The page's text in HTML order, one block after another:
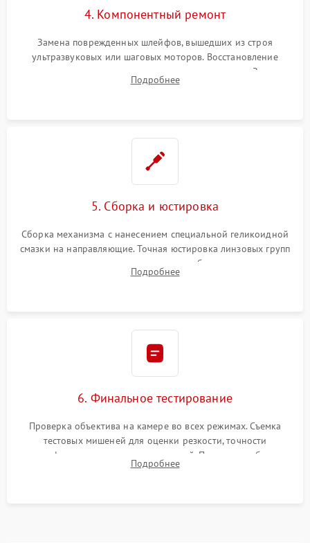
4. Компонентный ремонт
Замена поврежденных шлейфов, вышедших из строя
ультразвуковых или шаговых моторов. Восстановление
геометрии направляющих при заклинивании зума. Замена
неисправного блока диафрагмы, датчиков положения или
Подробнее
5. Сборка и юстировка
Сборка механизма с нанесением специальной геликоидной
смазки на направляющие. Точная юстировка линзовых групп
программным или механическим способом для устранения
бэк
Подробнее
6. Финальное тестирование
Проверка объектива на камере во всех режимах. Съемка
тестовых мишеней для оценки резкости, точности
автофокуса и отсутствия искажений. Проверка работы
диафрагмы на закрытых значениях и тестирование
Подробнее